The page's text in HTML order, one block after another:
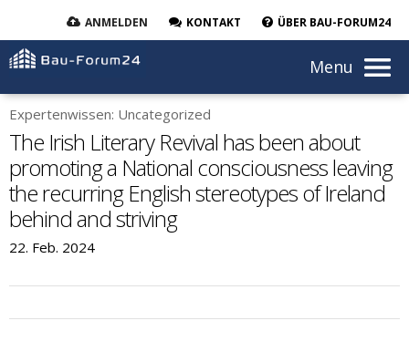
ANMELDEN KONTAKT ÜBER BAU-FORUM24
Menu
Expertenwissen: Uncategorized
The Irish Literary Revival has been about
promoting a National consciousness leaving
the recurring English stereotypes of Ireland
behind and striving
22. Feb. 2024